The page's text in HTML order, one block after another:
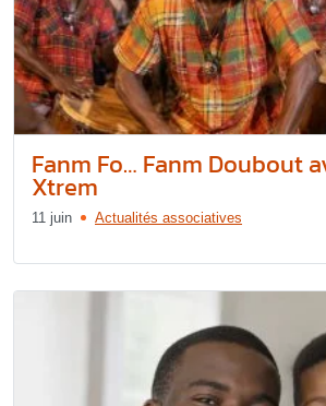
Fanm Fo… Fanm Doubout
Xtrem
11 juin Actualités associatives